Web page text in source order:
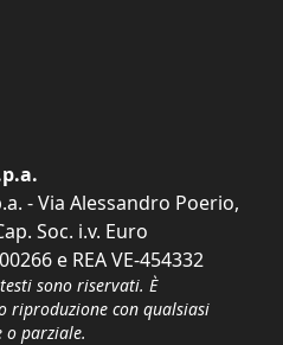
- Via Alessandro Poerio,
Soc. i.v. Euro
e REA VE-454332
sono riservati. È
riproduzione con qualsiasi
o parziale.